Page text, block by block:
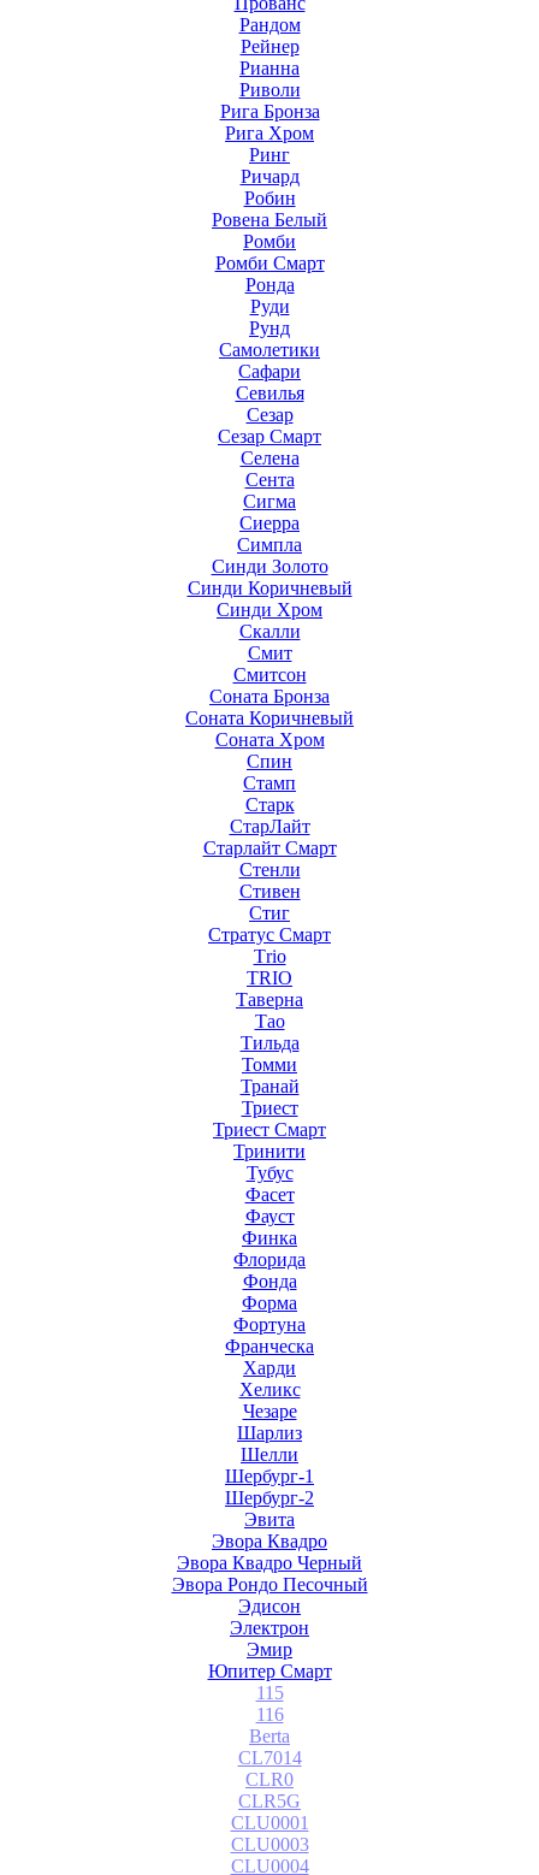
Рандом
Рейнер
Рианна
Риволи
Рига Бронза
Рига Хром
Ринг
Ричард
Робин
Ровена Белый
Ромби
Ромби Смарт
Ронда
Руди
Рунд
Самолетики
Сафари
Севилья
Сезар
Сезар Смарт
Селена
Сента
Сигма
Сиерра
Симпла
Синди Золото
Синди Коричневый
Синди Хром
Скалли
Смит
Смитсон
Соната Бронза
Соната Коричневый
Соната Хром
Спин
Стамп
Старк
СтарЛайт
Старлайт Смарт
Стенли
Стивен
Стиг
Стратус Смарт
Тrio
ТRIO
Таверна
Тао
Тильда
Томми
Транай
Триест
Триест Смарт
Тринити
Тубус
Фасет
Фауст
Финка
Флорида
Фонда
Форма
Фортуна
Франческа
Харди
Хеликс
Чезаре
Шарлиз
Шелли
Шербург-1
Шербург-2
Эвита
Эвора Квадро
Эвора Квадро Черный
Эвора Рондо Песочный
Эдисон
Электрон
Эмир
Юпитер Смарт
115
116
Berta
CL7014
CLR0
CLR5G
CLU0001
CLU0003
CLU0004